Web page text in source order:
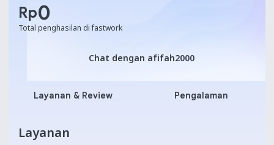
Rp0
Total penghasilan di fastwork
Chat dengan afifah2000
Chat dengan afifah2000
Layanan & Review Pengalaman
Layanan